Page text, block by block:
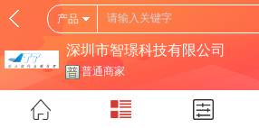
产品
深圳市智璟科技有限公司
普通商家